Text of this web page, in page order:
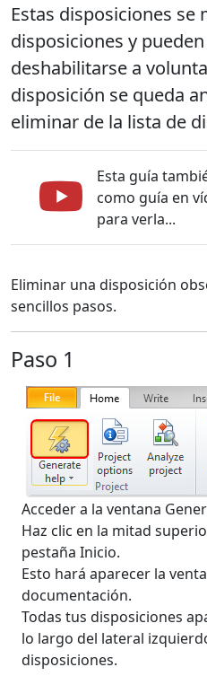
Estas disposiciones se
disposiciones y
deshabilitarse a
disposición se queda
eliminar de la lista de
Esta guía
como guía en
para verla...
Eliminar una disposición
sencillos pasos.
Paso 1
Acceder a la ventana
Haz clic en la mitad
pestaña Inicio.
Esto hará aparecer la
documentación.
Todas tus disposiciones
lo largo del lateral
disposiciones.